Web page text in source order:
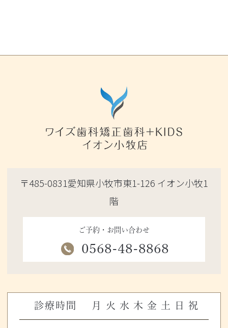
〒485-0831愛知県小牧市東1-126 イオン小牧1
階
ご予約・お問い合わせ
0568-48-8868
診療時間 月 火 水 木 金 土 日 祝